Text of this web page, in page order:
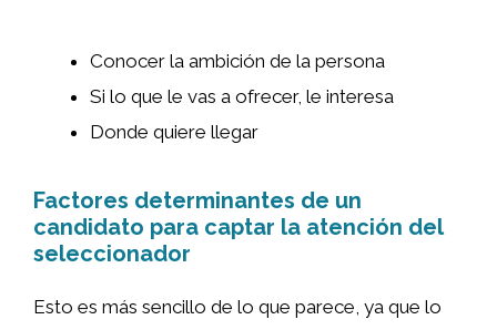
Conocer la ambición de la persona
Si lo que le vas a ofrecer, le interesa
Donde quiere llegar
Factores determinantes de un
candidato para captar la atención del
seleccionador
Esto es más sencillo de lo que parece, ya que lo